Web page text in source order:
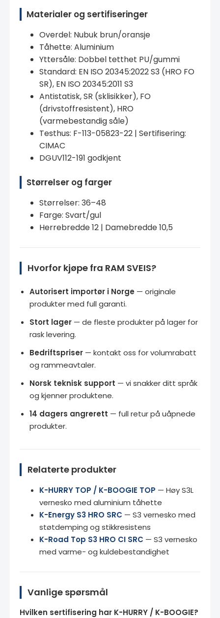
Materialer og sertifiseringer
Overdel: Nubuk brun/oransje
Tåhette: Aluminium
Yttersåle: Dobbel tetthet PU/gummi
Standard: EN ISO 20345:2022 S3 (HRO FO
SR), EN ISO 20345:2011 S3
Antistatisk, SR (sklisikker), FO
(drivstoffresistent), HRO
(varmebestandig såle)
Testhus: F-113-05823-22 | Sertifisering:
CIMAC
DGUV112-191 godkjent
Størrelser og farger
Størrelser: 36–48
Farge: Svart/gul
Herrebredde 12 | Damebredde 10,5
Hvorfor kjøpe fra RAM SVEIS?
Autorisert importør i Norge — originale
produkter med full garanti.
Stort lager — de fleste produkter på lager for
rask levering.
Bedriftspriser — kontakt oss for volumrabatt
og rammeavtaler.
Norsk teknisk support — vi snakker ditt språk
og kjenner produktene.
14 dagers angrerett — full retur på uåpnede
produkter.
Relaterte produkter
K-HURRY TOP / K-BOOGIE TOP — Høy S3L
vernesko med aluminium tåhette
K-Energy S3 HRO SRC — S3 vernesko med
støtdemping og stikkresistens
K-Road Top S3 HRO CI SRC — S3 vernesko
med varme- og kuldebestandighet
Vanlige spørsmål
Hvilken sertifisering har K-HURRY / K-BOOGIE?